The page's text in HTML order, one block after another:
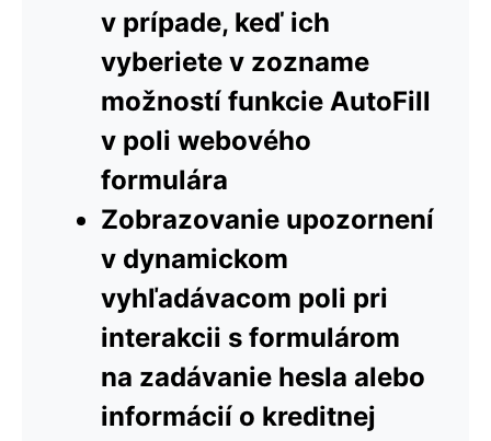
v prípade, keď ich
vyberiete v zozname
možností funkcie AutoFill
v poli webového
formulára
Zobrazovanie upozornení
v dynamickom
vyhľadávacom poli pri
interakcii s formulárom
na zadávanie hesla alebo
informácií o kreditnej